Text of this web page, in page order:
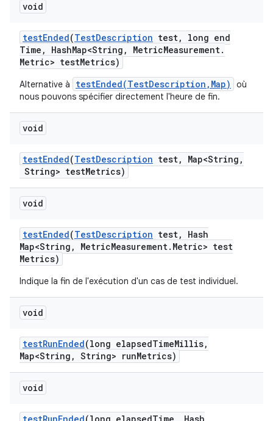
void
testEnded(TestDescription test,
long end
Time , HashMap<String , MetricMeasurement.
Metric> testMetrics)
Alternative à testEnded(TestDescription,Map)
où
nous pouvons spécifier directement l'heure de fin.
void
testEnded(TestDescription test, Map<String ,
String> testMetrics)
void
testEnded(TestDescription test,
Hash
Map<String , MetricMeasurement. Metric> test
Metrics)
Indique la fin de l'exécution d'un cas de test individuel.
void
testRunEnded(long elapsedTimeMillis,
Map<String , String> runMetrics)
void